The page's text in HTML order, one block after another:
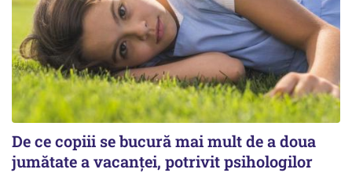
De ce copiii se bucură mai mult de a doua
jumătate a vacanței, potrivit psihologilor